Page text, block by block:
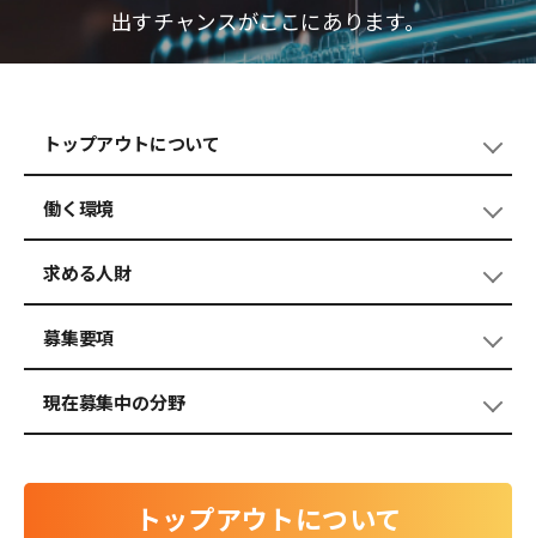
出すチャンスがここにあります。
トップアウトについて
働く環境
求める人財
募集要項
現在募集中の分野
トップアウトについて